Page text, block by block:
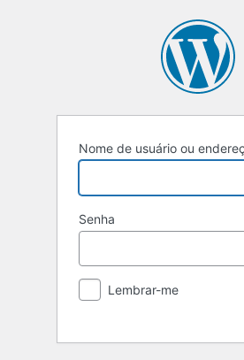
Nome de usuário ou
Senha
Lembrar-me